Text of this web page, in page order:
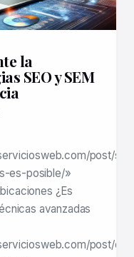
la
SEO y SEM
post/
es-posible/»
¿Es
avanzadas
post/